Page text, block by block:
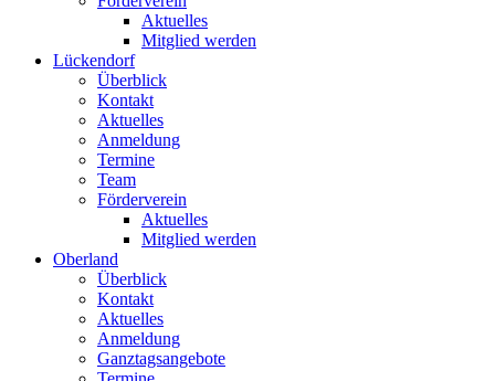
Aktuelles
Mitglied werden
Lückendorf
Überblick
Kontakt
Aktuelles
Anmeldung
Termine
Team
Förderverein
Aktuelles
Mitglied werden
Oberland
Überblick
Kontakt
Aktuelles
Anmeldung
Ganztagsangebote